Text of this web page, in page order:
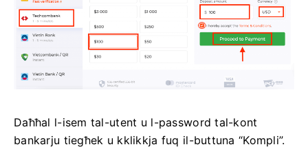
Daħħal l-isem tal-utent u l-password tal-kont
bankarju tiegħek u kklikkja fuq il-buttuna “Kompli”.